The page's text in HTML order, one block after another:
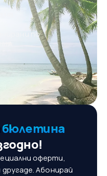
по
бюлетина
оферти,
Абонирай